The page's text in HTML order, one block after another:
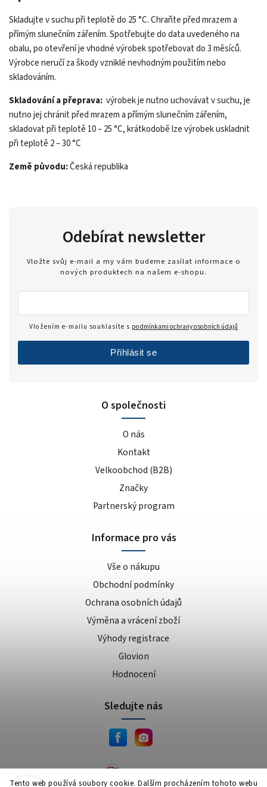
Tento web používá soubory cookie. Dalším procházením tohoto webu
Skladujte v suchu při teplotě do 25 °C. Chraňte před mrazem a
přímým slunečním zářením. Spotřebujte do data uvedeného na
obalu, po otevření je vhodné výrobek spotřebovat do 3 měsíců.
Výrobce neručí za škody vzniklé nevhodným použitím nebo
skladováním.
Skladování a přeprava: výrobek je nutno uchovávat v suchu, je
nutno jej chránit před mrazem a přímým slunečním zářením,
skladovat při teplotě 10 – 25 °C, krátkodobě lze výrobek uskladnit
při teplotě 2 – 30 °C
Země původu:Česká republika
O společnosti
O nás
Kontakt
Velkoobchod (B2B)
Značky
Partnerský program
Informace pro vás
Vše o nákupu
Obchodní podmínky
Ochrana osobních údajů
Výměna a vrácení zboží
Výhody registrace
Glovion
Hodnocení
Odebírat newsletter
Vložte svůj e-mail a my vám budeme zasílat informace o
nových produktech na našem e-shopu.
Vložením e-mailu souhlasíte s podmínkami ochrany osobních údajů
Přihlásit se
Sledujte nás
JEMA.sk